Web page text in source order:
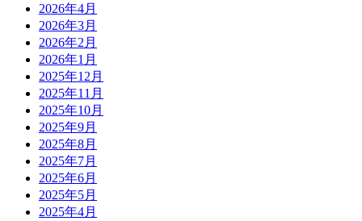
2026年4月
2026年3月
2026年2月
2026年1月
2025年12月
2025年11月
2025年10月
2025年9月
2025年8月
2025年7月
2025年6月
2025年5月
2025年4月